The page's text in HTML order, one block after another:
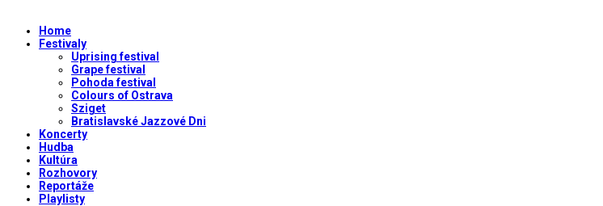
Home
Festivaly
Uprising festival
Grape festival
Pohoda festival
Colours of Ostrava
Sziget
Bratislavské Jazzové Dni
Koncerty
Hudba
Kultúra
Rozhovory
Reportáže
Playlisty